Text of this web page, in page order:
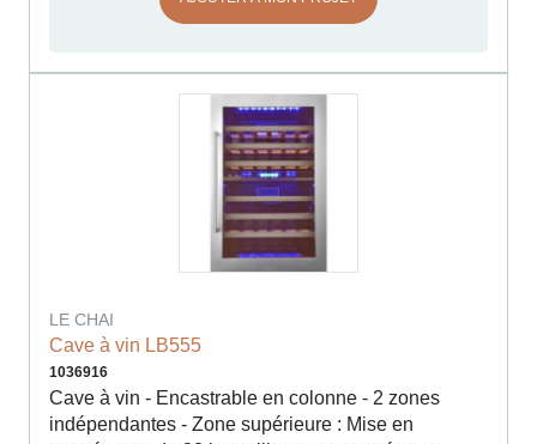
LE CHAI
Cave à vin LB555
1036916
Cave à vin - Encastrable en colonne - 2 zones
indépendantes - Zone supérieure : Mise en